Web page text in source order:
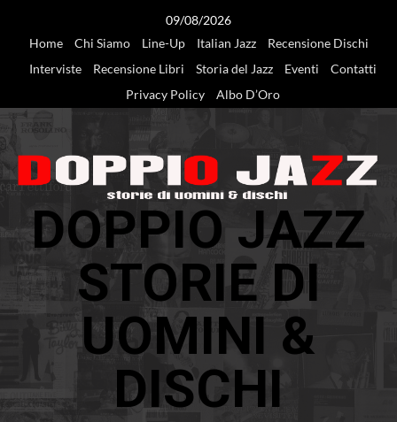
09/08/2026
Home
Chi Siamo Line-Up Italian Jazz
Recensione Dischi
Interviste
Recensione Libri Storia del Jazz Eventi
Contatti
Privacy Policy
Albo D’Oro
DOPPIO JAZZ
STORIE DI
UOMINI &
DISCHI